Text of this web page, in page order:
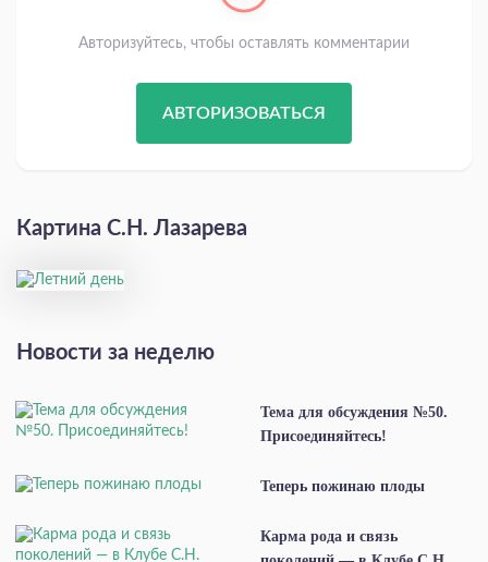
Авторизуйтесь, чтобы оставлять комментарии
АВТОРИЗОВАТЬСЯ
Картина С.Н. Лазарева
Новости за неделю
Тема для обсуждения №50.
Присоединяйтесь!
Теперь пожинаю плоды
Карма рода и связь